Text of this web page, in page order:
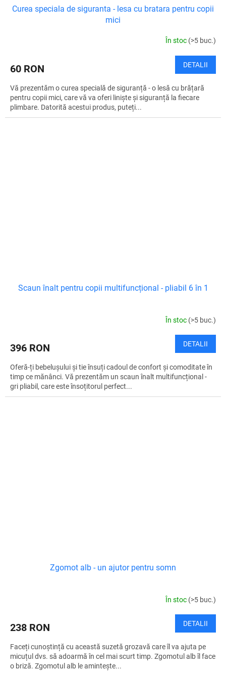
Curea speciala de siguranta - lesa cu bratara pentru copii
mici
În stoc (>5 buc.)
60 RON DETALII
Vă prezentăm o curea specială de siguranță - o lesă cu brățară
pentru copii mici, care vă va oferi liniște și siguranță la fiecare
plimbare. Datorită acestui produs, puteți...
Scaun înalt pentru copii multifuncțional - pliabil 6 în 1
În stoc (>5 buc.)
396 RON DETALII
Oferă-ți bebelușului și tie însuți cadoul de confort și comoditate în
timp ce mănânci. Vă prezentăm un scaun înalt multifuncțional -
gri pliabil, care este însoțitorul perfect...
Zgomot alb - un ajutor pentru somn
În stoc (>5 buc.)
238 RON DETALII
Faceți cunoștință cu această suzetă grozavă care îl va ajuta pe
micuțul dvs. să adoarmă în cel mai scurt timp. Zgomotul alb îl face
o briză. Zgomotul alb le amintește...